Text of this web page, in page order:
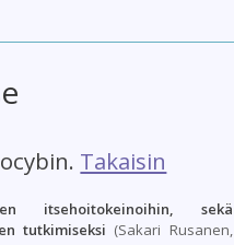
Takaisin
itsehoitokeinoihin, sekä
tutkimiseksi (Sakari Rusanen,